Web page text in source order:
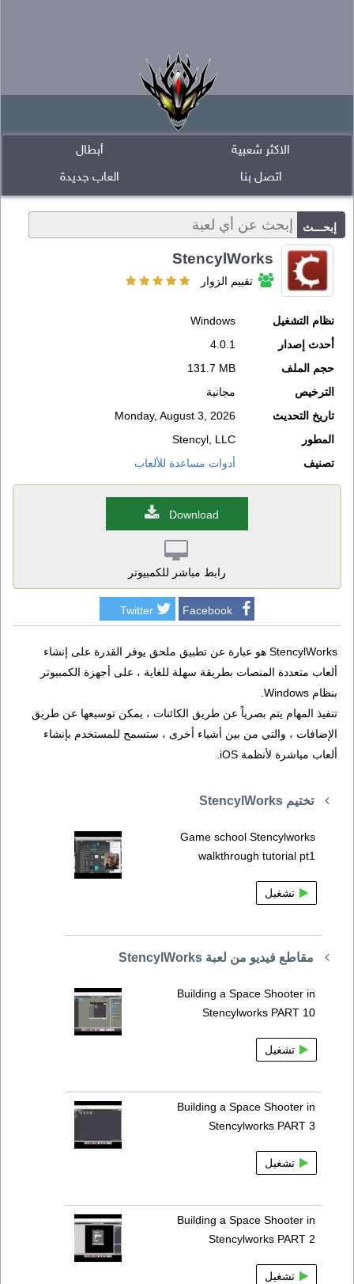
أبطال
الاكثر شعبية
العاب جديدة
اتصل بنا
StencylWorks
تقييم الزوار
نظام التشغيل
Windows
أحدث إصدار
4.0.1
حجم الملف
131.7 MB
الترخيص
مجانية
تاريخ التحديث
Monday, August 3, 2026
المطور
Stencyl, LLC
تصنيف
أدوات مساعدة للألعاب
Download
رابط مباشر للكمبيوتر
Facebook
Twitter
StencylWorks هو عبارة عن تطبيق ملحق يوفر القدرة على إنشاء
ألعاب متعددة المنصات بطريقة سهلة للغاية ، على أجهزة الكمبيوتر
بنظام Windows.
تنفيذ المهام يتم بصرياً عن طريق الكائنات ، يمكن توسيعها عن طريق
الإضافات ، والتي من بين أشياء أخرى ، ستسمح للمستخدم بإنشاء
ألعاب مباشرة لأنظمة iOS.
تختيم StencylWorks
Game school Stencylworks
walkthrough tutorial pt1
تشغيل
مقاطع فيديو من لعبة StencylWorks
Building a Space Shooter in
Stencylworks PART 10
تشغيل
Building a Space Shooter in
Stencylworks PART 3
تشغيل
Building a Space Shooter in
Stencylworks PART 2
تشغيل